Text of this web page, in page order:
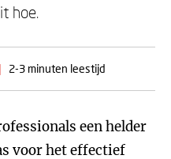
hoe.
| 2-3 minuten leestijd
een helder
voor het effectief